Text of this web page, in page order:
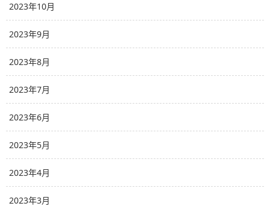
2023年10月
2023年9月
2023年8月
2023年7月
2023年6月
2023年5月
2023年4月
2023年3月